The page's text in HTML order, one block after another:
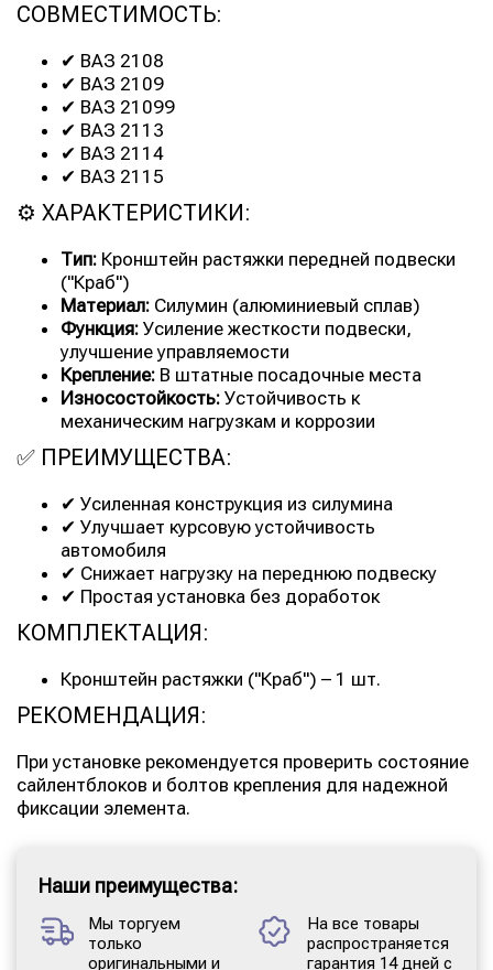
СОВМЕСТИМОСТЬ:
✔ ВАЗ 2108
✔ ВАЗ 2109
✔ ВАЗ 21099
✔ ВАЗ 2113
✔ ВАЗ 2114
✔ ВАЗ 2115
⚙ ХАРАКТЕРИСТИКИ:
Тип: Кронштейн растяжки передней подвески
("Краб")
Материал: Силумин (алюминиевый сплав)
Функция: Усиление жесткости подвески,
улучшение управляемости
Крепление: В штатные посадочные места
Износостойкость: Устойчивость к
механическим нагрузкам и коррозии
✅ ПРЕИМУЩЕСТВА:
✔ Усиленная конструкция из силумина
✔ Улучшает курсовую устойчивость
автомобиля
✔ Снижает нагрузку на переднюю подвеску
✔ Простая установка без доработок
КОМПЛЕКТАЦИЯ:
Кронштейн растяжки ("Краб") – 1 шт.
РЕКОМЕНДАЦИЯ:
При установке рекомендуется проверить состояние
сайлентблоков и болтов крепления для надежной
фиксации элемента.
Наши преимущества:
Мы торгуем
только
оригинальными и
На все товары
распространяется
гарантия 14 дней с